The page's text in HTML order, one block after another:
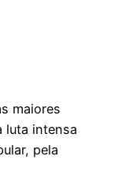
maiores
luta intensa
pela